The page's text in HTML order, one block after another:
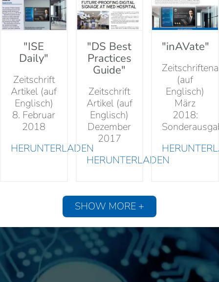
"ISE
Daily"
Zeitschrift
Artikel (auf
Englisch)
8. Februar
2018
HERUNTERLADEN
"DS Best
Practices
Guide"
Zeitschrift
Artikel (auf
Englisch)
Dezember
2017
HERUNTERLADEN
"inAVate"
(auf
Englisch)
März
2018:
SHOW MORE +